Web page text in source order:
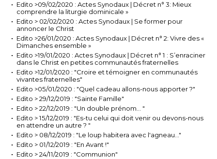
Edito >09/02/2020 : Actes Synodaux | Décret n° 3: Mieux
comprendre la liturgie dominicale »
Edito > 02/02/2020 : Actes Synodaux | Se former pour
annoncer le Christ
Edito >26/01/2020 : Actes Synodaux | Décret n° 2: Vivre des «
Dimanches ensemble »
Edito >19/01/2020 : Actes Synodaux | Décret n° 1 : S’enraciner
dans le Christ en petites communautés fraternelles
Edito >12/01/2020 : "Croire et témoigner en communautés
vivantes fraternelles"
Edito >05/01/2020 : "Quel cadeau allons-nous apporter ?"
Edito > 29/12/2019 : "Sainte Famille"
Edito > 22/12/2019 : "Un double prénom... "
Edito > 15/12/2019 : "Es-tu celui qui doit venir ou devons-nous
en attendre un autre ? "
Edito > 08/12/2019 : "Le loup habitera avec l'agneau..."
Edito > 01/12/2019 : "En Avant !"
Edito > 24/11/2019 : "Communion"